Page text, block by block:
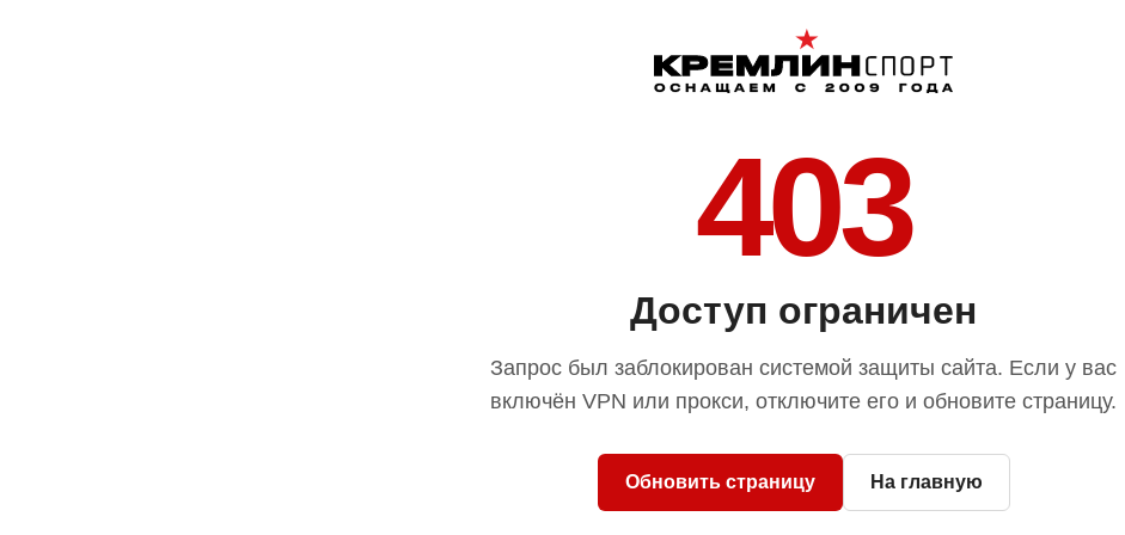
403
Доступ ограничен
Запрос был заблокирован системой защиты сайта. Если у вас
включён VPN или прокси, отключите его и обновите страницу.
Обновить страницу На главную